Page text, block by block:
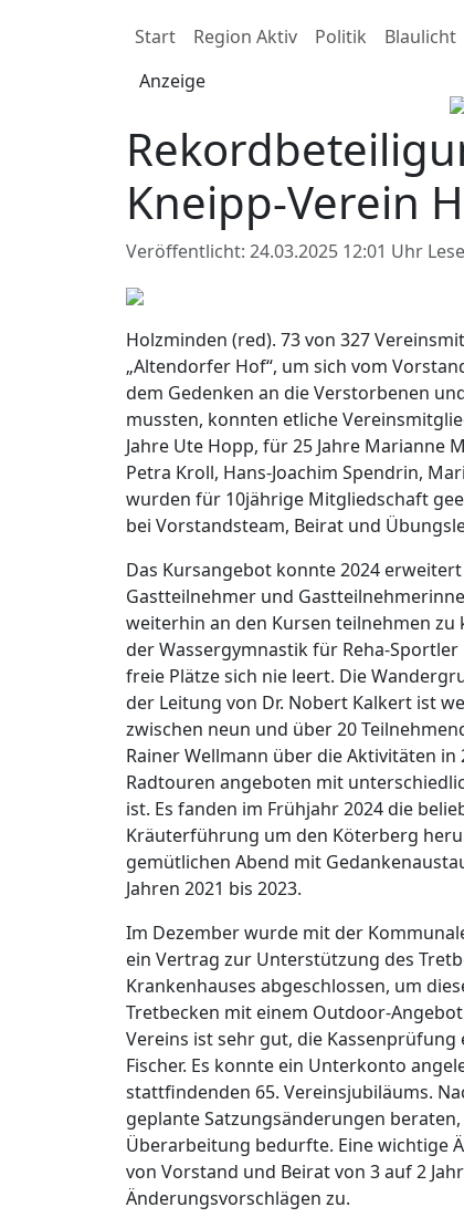
Start
Region Aktiv Politik Blaulicht
Anzeige
Kneipp-Verein
Veröffentlicht: 24.03.2025 12:01 Uhr
Holzminden (red). 73 von 327
„Altendorfer Hof“, um sich vom
dem Gedenken an die Verstorbenen
mussten, konnten etliche
Jahre Ute Hopp, für 25 Jahre Marianne
Petra Kroll, Hans-Joachim Spendrin,
wurden für 10jährige Mitgliedschaft
bei Vorstandsteam, Beirat und
Das Kursangebot konnte 2024
Gastteilnehmer und
weiterhin an den Kursen teilnehmen zu
der Wassergymnastik für Reha-
freie Plätze sich nie leert. Die
der Leitung von Dr. Nobert Kalkert ist
zwischen neun und über 20
Rainer Wellmann über die Aktivitäten
Radtouren angeboten mit
ist. Es fanden im Frühjahr 2024 die
Kräuterführung um den Köterberg
gemütlichen Abend mit
Jahren 2021 bis 2023.
Im Dezember wurde mit der
ein Vertrag zur Unterstützung des
Krankenhauses abgeschlossen, um
Tretbecken mit einem Outdoor-
Vereins ist sehr gut, die
Fischer. Es konnte ein Unterkonto
stattfindenden 65. Vereinsjubiläums.
geplante Satzungsänderungen
Überarbeitung bedurfte. Eine wichtige
von Vorstand und Beirat von 3 auf 2
Änderungsvorschlägen zu.